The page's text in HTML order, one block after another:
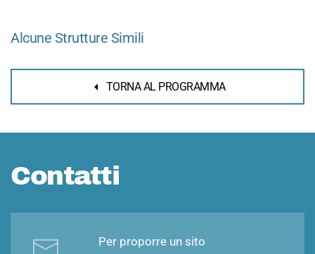
Alcune Strutture Simili
TORNA AL PROGRAMMA
Contatti
Per proporre un sito